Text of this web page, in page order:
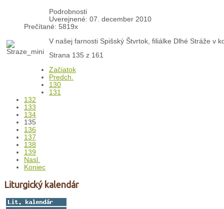
Podrobnosti
Uverejnené: 07. december 2010
Prečítané: 5819x
V našej farnosti Spišský Štvrtok, filiálke Dlhé Stráže v
Strana 135 z 161
Začiatok
Predch.
130
131
132
133
134
135
136
137
138
139
Nasl.
Koniec
Liturgický kalendár